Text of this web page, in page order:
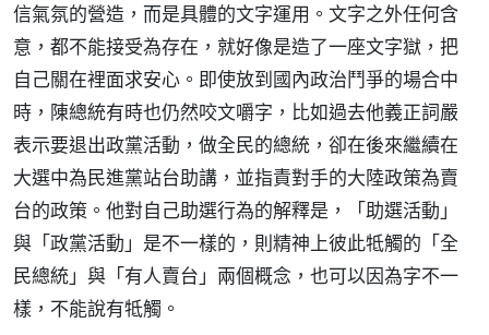
信氣氛的營造，而是具體的文字運用。文字之外任何含
意，都不能接受為存在，就好像是造了一座文字獄，把
自己關在裡面求安心。即使放到國內政治鬥爭的場合中
時，陳總統有時也仍然咬文嚼字，比如過去他義正詞嚴
表示要退出政黨活動，做全民的總統，卻在後來繼續在
大選中為民進黨站台助講，並指責對手的大陸政策為賣
台的政策。他對自己助選行為的解釋是，「助選活動」
與「政黨活動」是不一樣的，則精神上彼此牴觸的「全
民總統」與「有人賣台」兩個概念，也可以因為字不一
樣，不能說有牴觸。